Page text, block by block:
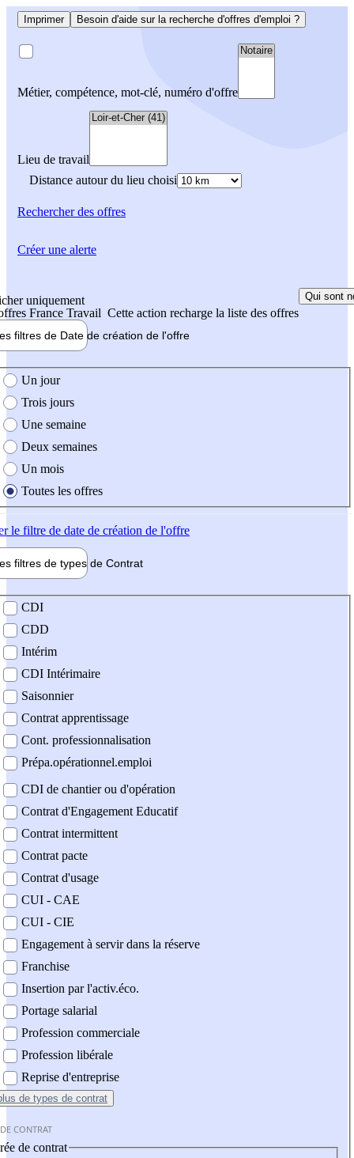
Imprimer Besoin d'aide sur la recherche d'offres d'emploi ?
Métier, compétence, mot-clé, numéro d'offre
Lieu de travail
Distance autour du lieu choisi
Rechercherdes offres
uniquement
France Travail Cette action recharge la liste des offres
Qui sont
filtres de Date de création de l'offre
création de l'offre
Un jour
Trois jours
Une semaine
Deux semaines
Un mois
Toutes les offres
le filtre de date de création de l'offre
filtres de types de Contrat
contrat
CDI
CDD
Intérim
CDI Intérimaire
Saisonnier
Contrat apprentissage
Cont. professionnalisation
Prépa.opérationnel.emploi
CDI de chantier ou d'opération
Contrat d'Engagement Educatif
Contrat intermittent
Contrat pacte
Contrat d'usage
CUI - CAE
CUI - CIE
Engagement à servir dans la réserve
Franchise
Insertion par l'activ.éco.
Portage salarial
Profession commerciale
Profession libérale
Reprise d'entreprise
de types de contrat
CONTRAT
de contrat
Créer une alerte